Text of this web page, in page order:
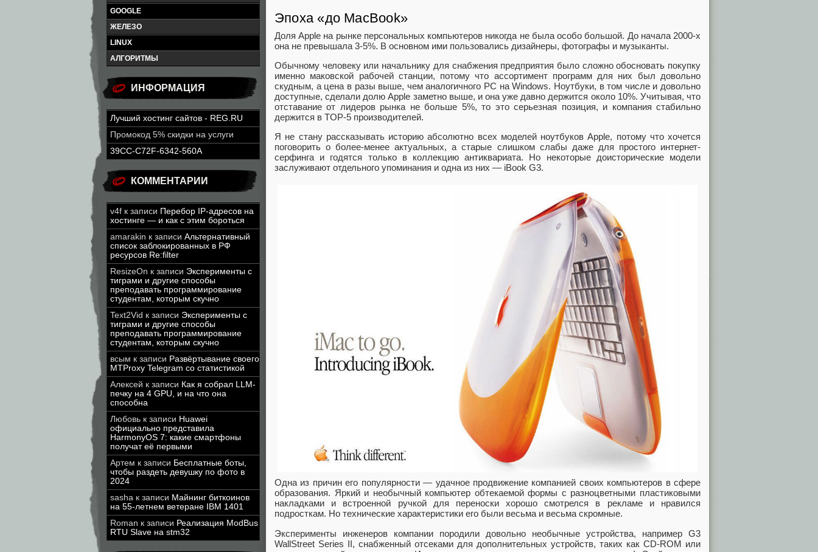
GOOGLE
ЖЕЛЕЗО
LINUX
АЛГОРИТМЫ
ИНФОРМАЦИЯ
Лучший хостинг сайтов - REG.RU
Промокод 5% скидки на услуги
39CC-C72F-6342-560A
КОММЕНТАРИИ
v4f к записи Перебор IP-адресов на
хостинге — и как с этим бороться
amarakin к записи Альтернативный
список заблокированных в РФ
ресурсов Re:filter
ResizeOn к записи Эксперименты с
тиграми и другие способы
преподавать программирование
студентам, которым скучно
Text2Vid к записи Эксперименты с
тиграми и другие способы
преподавать программирование
студентам, которым скучно
всым к записи Развёртывание своего
MTProxy Telegram со статистикой
Алексей к записи Как я собрал LLM-
печку на 4 GPU, и на что она
способна
Любовь к записи Huawei
официально представила
HarmonyOS 7: какие смартфоны
получат её первыми
Артем к записи Бесплатные боты,
чтобы раздеть девушку по фото в
2024
sasha к записи Майнинг биткоинов
на 55-летнем ветеране IBM 1401
Roman к записи Реализация ModBus
RTU Slave на stm32
Эпоха «до MacBook»
Доля Apple на рынке персональных компьютеров никогда не была особо большой. До начала 2000-х
она не превышала 3-5%. В основном ими пользовались дизайнеры, фотографы и музыканты.
Обычному человеку или начальнику для снабжения предприятия было сложно обосновать покупку
именно маковской рабочей станции, потому что ассортимент программ для них был довольно
скудным, а цена в разы выше, чем аналогичного PC на Windows. Ноутбуки, в том числе и довольно
доступные, сделали долю Apple заметно выше, и она уже давно держится около 10%. Учитывая, что
отставание от лидеров рынка не больше 5%, то это серьезная позиция, и компания стабильно
держится в TOP-5 производителей.
Я не стану рассказывать историю абсолютно всех моделей ноутбуков Apple, потому что хочется
поговорить о более-менее актуальных, а старые слишком слабы даже для простого интернет-
серфинга и годятся только в коллекцию антиквариата. Но некоторые доисторические модели
заслуживают отдельного упоминания и одна из них — iBook G3.
Одна из причин его популярности — удачное продвижение компанией своих компьютеров в сфере
образования. Яркий и необычный компьютер обтекаемой формы с разноцветными пластиковыми
накладками и встроенной ручкой для переноски хорошо смотрелся в рекламе и нравился
подросткам. Но технические характеристики его были весьма и весьма скромные.
Эксперименты инженеров компании породили довольно необычные устройства, например G3
WallStreet Series II, снабженный отсеками для дополнительных устройств, таких как CD-ROM или